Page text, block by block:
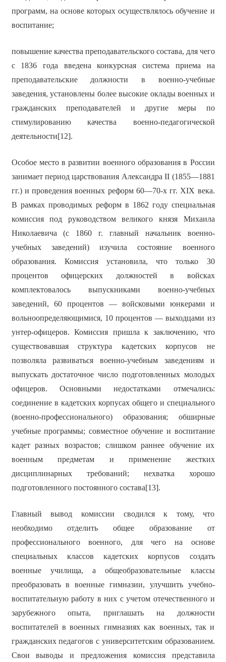
программ, на основе которых осуществлялось обучение и
воспитание;
повышение качества преподавательского состава, для чего
с 1836 года введена конкурсная система приема на
преподавательские должности в военно-учебные
заведения, установлены более высокие оклады военных и
гражданских преподавателей и другие меры по
стимулированию качества военно-педагогической
деятельности[12].
Особое место в развитии военного образования в России
занимает период царствования Александра II (1855—1881
гг.) и проведения военных реформ 60—70-х гг. XIX века.
В рамках проводимых реформ в 1862 году специальная
комиссия под руководством великого князя Михаила
Николаевича (с 1860 г. главный начальник военно-
учебных заведений) изучила состояние военного
образования. Комиссия установила, что только 30
процентов офицерских должностей в войсках
комплектовалось выпускниками военно-учебных
заведений, 60 процентов — войсковыми юнкерами и
вольноопределяющимися, 10 процентов — выходцами из
унтер-офицеров. Комиссия пришла к заключению, что
существовавшая структура кадетских корпусов не
позволяла развиваться военно-учебным заведениям и
выпускать достаточное число подготовленных молодых
офицеров. Основными недостатками отмечались:
соединение в кадетских корпусах общего и специального
(военно-профессионального) образования; обширные
учебные программы; совместное обучение и воспитание
кадет разных возрастов; слишком раннее обучение их
военным предметам и применение жестких
дисциплинарных требований; нехватка хорошо
подготовленного постоянного состава[13].
Главный вывод комиссии сводился к тому, что
необходимо отделить общее образование от
профессионального военного, для чего на основе
специальных классов кадетских корпусов создать
военные училища, а общеобразовательные классы
преобразовать в военные гимназии, улучшить учебно-
воспитательную работу в них с учетом отечественного и
зарубежного опыта, приглашать на должности
воспитателей в военных гимназиях как военных, так и
гражданских педагогов с университетским образованием.
Свои выводы и предложения комиссия представила